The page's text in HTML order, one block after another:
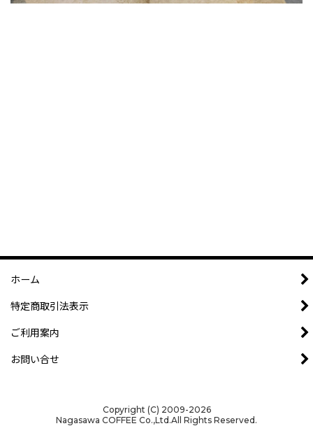
ホーム
特定商取引法表示
ご利用案内
お問い合せ
Copyright (C) 2009-2026
Nagasawa COFFEE Co.,Ltd.All Rights Reserved.